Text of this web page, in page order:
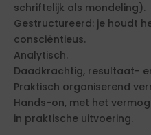
schriftelijk als mondeling).
Gestructureerd: je houdt
consciëntieus.
Analytisch.
Daadkrachtig, resultaat-
Praktisch organiserend
Hands-on, met het
in praktische uitvoering.